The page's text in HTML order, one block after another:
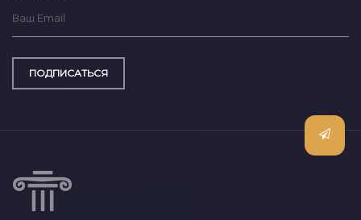
ПОДПИСАТЬСЯ